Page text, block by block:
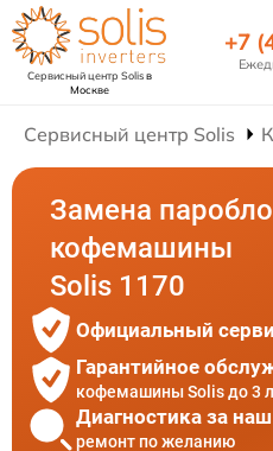
Сервисный центр Solisв
Москве
+7
Сервисный центр Solis
Замена
кофемашины
Solis 1170
Официальный
Гарантийное
кофемашины Solis до 3
Диагностика за наш
ремонт по желанию